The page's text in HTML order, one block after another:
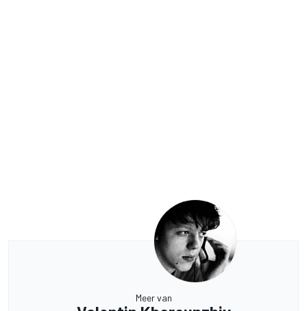
Meer van